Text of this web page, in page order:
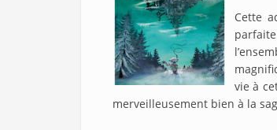
Cette
vie à
merveilleusement bien à la